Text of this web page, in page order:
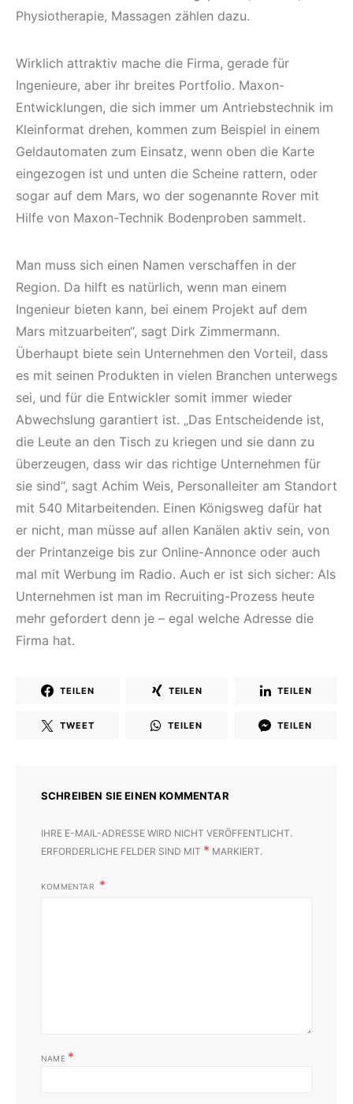
Physiotherapie, Massagen zählen dazu.
Wirklich attraktiv mache die Firma, gerade für
Ingenieure, aber ihr breites Portfolio. Maxon-
Entwicklungen, die sich immer um Antriebstechnik im
Kleinformat drehen, kommen zum Beispiel in einem
Geldautomaten zum Einsatz, wenn oben die Karte
eingezogen ist und unten die Scheine rattern, oder
sogar auf dem Mars, wo der sogenannte Rover mit
Hilfe von Maxon-Technik Bodenproben sammelt.
Man muss sich einen Namen verschaffen in der
Region. Da hilft es natürlich, wenn man einem
Ingenieur bieten kann, bei einem Projekt auf dem
Mars mitzuarbeiten“, sagt Dirk Zimmermann.
Überhaupt biete sein Unternehmen den Vorteil, dass
es mit seinen Produkten in vielen Branchen unterwegs
sei, und für die Entwickler somit immer wieder
Abwechslung garantiert ist. „Das Entscheidende ist,
die Leute an den Tisch zu kriegen und sie dann zu
überzeugen, dass wir das richtige Unternehmen für
sie sind“, sagt Achim Weis, Personalleiter am Standort
mit 540 Mitarbeitenden. Einen Königsweg dafür hat
er nicht, man müsse auf allen Kanälen aktiv sein, von
der Printanzeige bis zur Online-Annonce oder auch
mal mit Werbung im Radio. Auch er ist sich sicher: Als
Unternehmen ist man im Recruiting-Prozess heute
mehr gefordert denn je – egal welche Adresse die
Firma hat.
TEILEN TEILEN TEILEN
TWEET TEILEN TEILEN
SCHREIBEN SIE EINEN KOMMENTAR
IHRE E-MAIL-ADRESSE WIRD NICHT VERÖFFENTLICHT.
ERFORDERLICHE FELDER SIND MIT * MARKIERT.
KOMMENTAR
NAME *